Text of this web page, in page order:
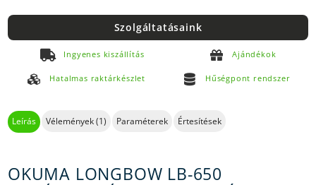
Szolgáltatásaink
Ingyenes kiszállítás Ajándékok
Hatalmas raktárkészlet Hűségpont rendszer
Leírás Vélemények (1) Paraméterek Értesítések
OKUMA LONGBOW LB-650